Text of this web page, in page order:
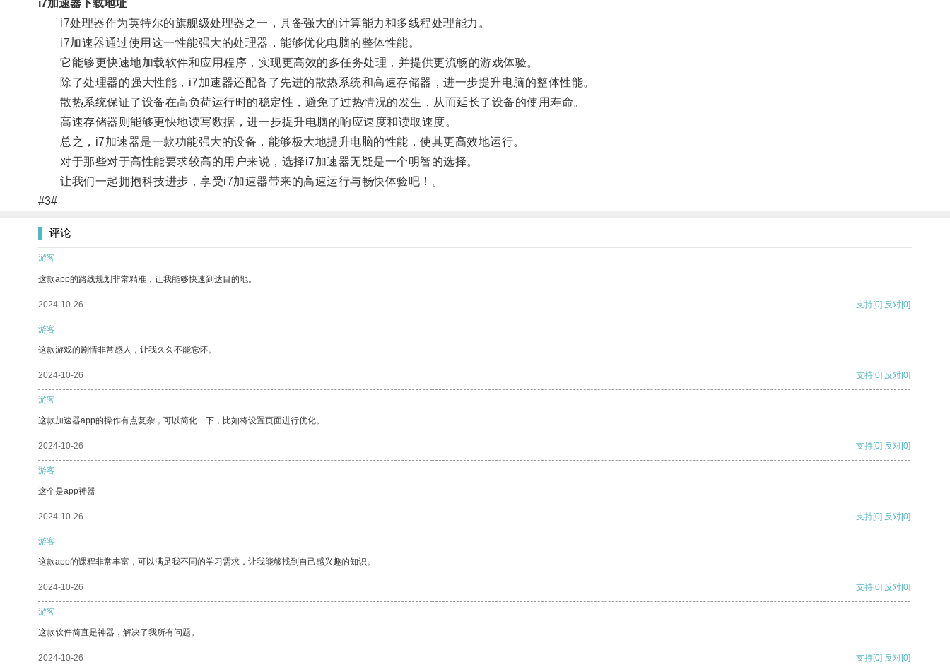
i7加速器下载地址
i7处理器作为英特尔的旗舰级处理器之一，具备强大的计算能力和多线程处理能力。
i7加速器通过使用这一性能强大的处理器，能够优化电脑的整体性能。
它能够更快速地加载软件和应用程序，实现更高效的多任务处理，并提供更流畅的游戏体验。
除了处理器的强大性能，i7加速器还配备了先进的散热系统和高速存储器，进一步提升电脑的整体性能。
散热系统保证了设备在高负荷运行时的稳定性，避免了过热情况的发生，从而延长了设备的使用寿命。
高速存储器则能够更快地读写数据，进一步提升电脑的响应速度和读取速度。
总之，i7加速器是一款功能强大的设备，能够极大地提升电脑的性能，使其更高效地运行。
对于那些对于高性能要求较高的用户来说，选择i7加速器无疑是一个明智的选择。
让我们一起拥抱科技进步，享受i7加速器带来的高速运行与畅快体验吧！。
#3#
评论
游客
这款app的路线规划非常精准，让我能够快速到达目的地。
2024-10-26 支持[0] 反对[0]
游客
这款游戏的剧情非常感人，让我久久不能忘怀。
2024-10-26 支持[0] 反对[0]
游客
这款加速器app的操作有点复杂，可以简化一下，比如将设置页面进行优化。
2024-10-26 支持[0] 反对[0]
游客
这个是app神器
2024-10-26 支持[0] 反对[0]
游客
这款app的课程非常丰富，可以满足我不同的学习需求，让我能够找到自己感兴趣的知识。
2024-10-26 支持[0] 反对[0]
游客
这款软件简直是神器，解决了我所有问题。
2024-10-26 支持[0] 反对[0]